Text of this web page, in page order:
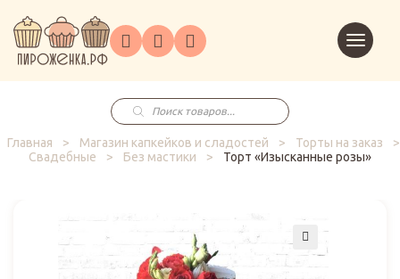
ГлавнаяКаталог
на
заказ
Праздники
Корпоративным
клиентам
в
корзину
Поиск
товаров
Главная
> Магазин капкейков и сладостей > Торты на заказ
>
Свадебные
> Без мастики > Торт «Изысканные розы»